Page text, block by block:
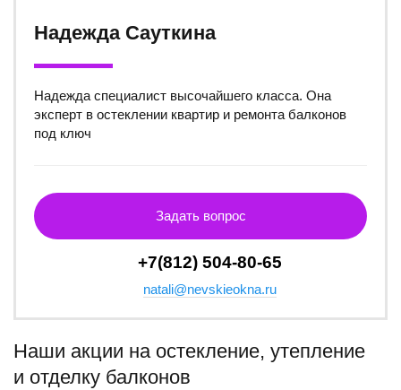
Надежда Сауткина
Надежда специалист высочайшего класса. Она
эксперт в остеклении квартир и ремонта балконов
под ключ
Задать вопрос
+7(812) 504-80-65
natali@nevskieokna.ru
Наши акции на остекление, утепление
и отделку балконов